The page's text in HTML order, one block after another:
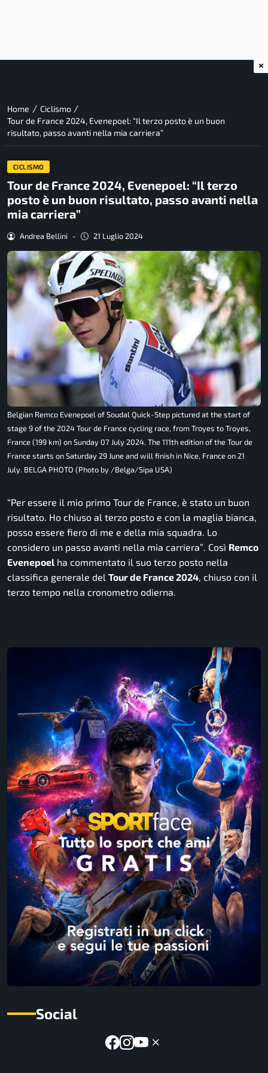
Home / Ciclismo /
Tour de France 2024, Evenepoel: “Il terzo posto è un buon
risultato, passo avanti nella mia carriera”
CICLISMO
Tour de France 2024, Evenepoel: “Il terzo
posto è un buon risultato, passo avanti nella
mia carriera”
Andrea Bellini - 21 Luglio 2024
Belgian Remco Evenepoel of Soudal Quick-Step pictured at the start of
stage 9 of the 2024 Tour de France cycling race, from Troyes to Troyes,
France (199 km) on Sunday 07 July 2024. The 111th edition of the Tour de
France starts on Saturday 29 June and will finish in Nice, France on 21
July. BELGA PHOTO (Photo by /Belga/Sipa USA)
“Per essere il mio primo Tour de France, è stato un buon
risultato. Ho chiuso al terzo posto e con la maglia bianca,
posso essere fiero di me e della mia squadra. Lo
considero un passo avanti nella mia carriera”. Così Remco
Evenepoel ha commentato il suo terzo posto nella
classifica generale del Tour de France 2024, chiuso con il
terzo tempo nella cronometro odierna.
Social
×